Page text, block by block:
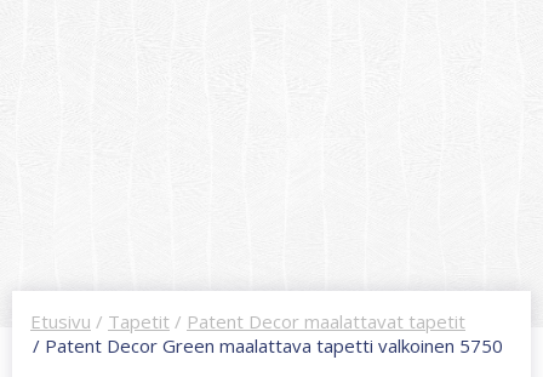
Etusivu / Tapetit / Patent Decor maalattavat tapetit
/ Patent Decor Green maalattava tapetti valkoinen 5750